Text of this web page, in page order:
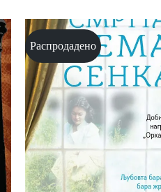
Распродадено